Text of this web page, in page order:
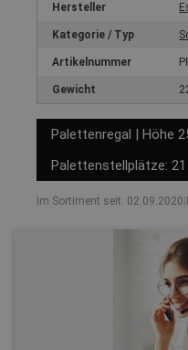
Hersteller
Kategorie / Typ
Artikelnummer
Gewicht
Palettenregal | Höhe
Palettenstellplätze: 21
Im Sortiment seit: 02.09.2020